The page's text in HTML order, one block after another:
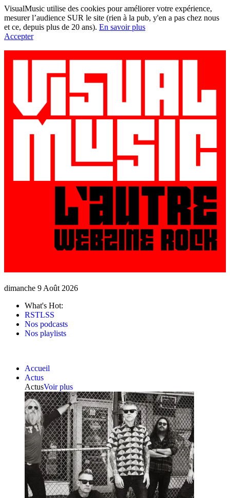
VisualMusic utilise des cookies pour améliorer votre expérience,
mesurer l’audience SUR le site (rien à la pub, y'en a pas chez nous
et ce, depuis plus de 20 ans). En savoir plus
Accepter
dimanche 9 Août 2026
What's Hot:
RSTLSS
Nos podcasts
Nos playlists
Accueil
Actus
ActusVoir plus